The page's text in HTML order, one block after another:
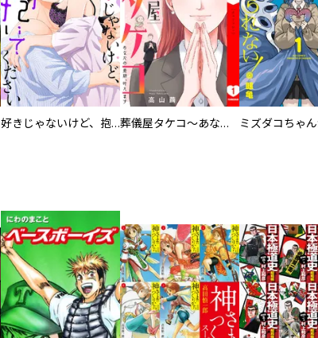
好きじゃないけど、抱いてください【電子単行本版／特典おまけ付き】 葬儀屋タケコ～あなたの最期、叶えます【電子単行本版】